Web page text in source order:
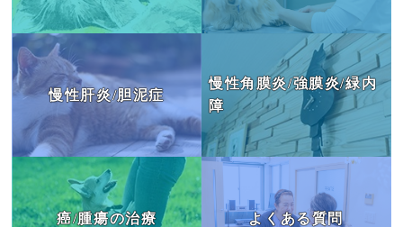
慢性肝炎/胆泥症
慢性角膜炎/強膜炎/緑内
障
癌/腫瘍の治療 よくある質問